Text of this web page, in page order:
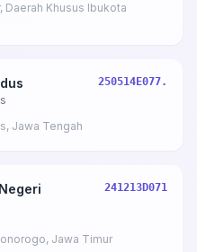
Daerah Khusus Ibukota
250514E077.
Jawa Tengah
241213D071
Jawa Timur